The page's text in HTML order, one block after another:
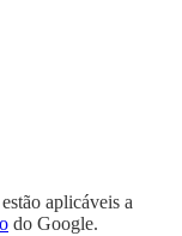
aplicáveis a
do Google.